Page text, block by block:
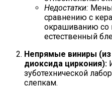
Недостатки:
сравнению с
окрашиванию со
естественный
Непрямые виниры (из
диоксида циркония):
зуботехнической
слепкам.